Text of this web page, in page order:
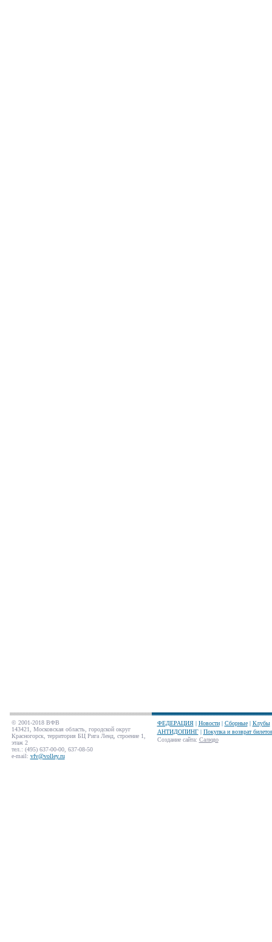
© 2001-2018 ВФВ
143421, Московская область, городской округ
Красногорск, территория БЦ Рига Ленд, строение 1,
этаж 2
тел.: (495) 637-00-00, 637-08-50
e-mail: vfv@volley.ru
ФЕДЕРАЦИЯ| Новости| Сборные| Клубы
АНТИДОПИНГ| Покупка и возврат
Создание сайта: Салюдо